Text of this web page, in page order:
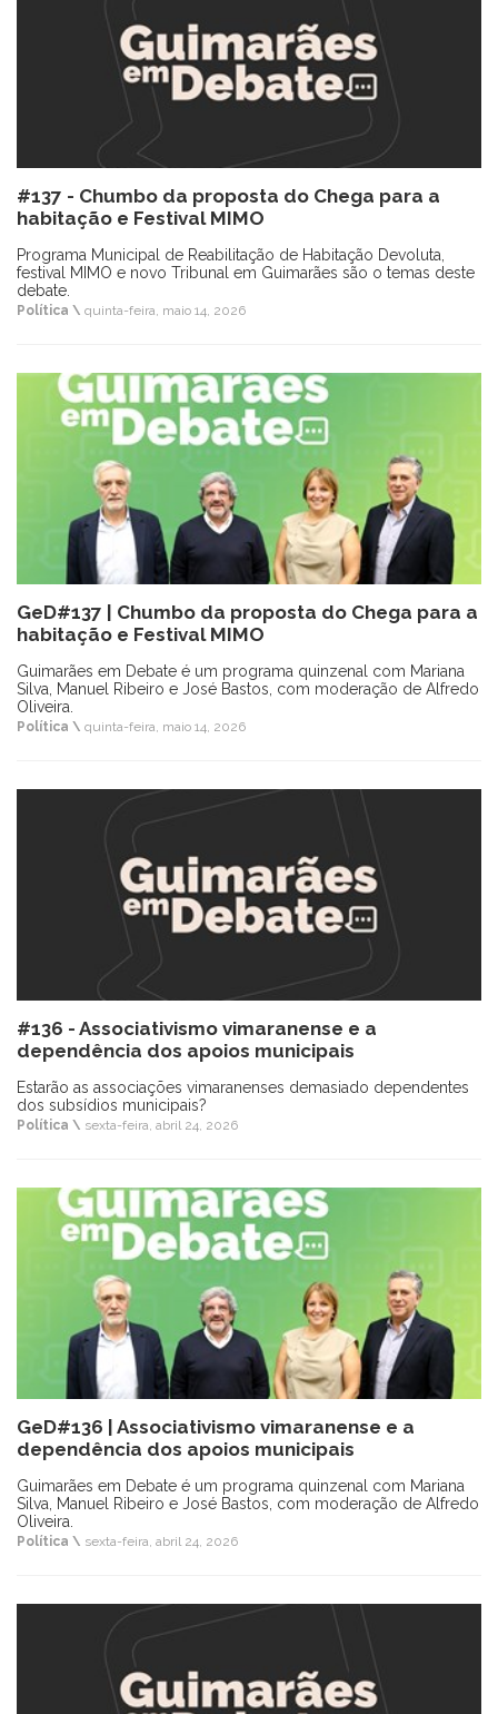
#137 - Chumbo da proposta do Chega para a
habitação e Festival MIMO
Programa Municipal de Reabilitação de Habitação Devoluta,
festival MIMO e novo Tribunal em Guimarães são o temas deste
debate.
Política \ quinta-feira, maio 14, 2026
GeD#137 | Chumbo da proposta do Chega para a
habitação e Festival MIMO
Guimarães em Debate é um programa quinzenal com Mariana
Silva, Manuel Ribeiro e José Bastos, com moderação de Alfredo
Oliveira.
Política \ quinta-feira, maio 14, 2026
#136 - Associativismo vimaranense e a
dependência dos apoios municipais
Estarão as associações vimaranenses demasiado dependentes
dos subsídios municipais?
Política \ sexta-feira, abril 24, 2026
GeD#136 | Associativismo vimaranense e a
dependência dos apoios municipais
Guimarães em Debate é um programa quinzenal com Mariana
Silva, Manuel Ribeiro e José Bastos, com moderação de Alfredo
Oliveira.
Política \ sexta-feira, abril 24, 2026